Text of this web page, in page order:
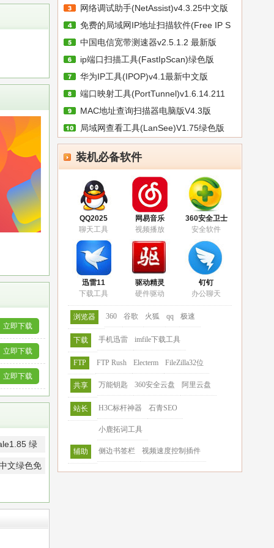
网络调试助手(NetAssist)v4.3.25中文版
免费的局域网IP地址扫描软件(Free IP S
中国电信宽带测速器v2.5.1.2 最新版
ip端口扫描工具(FastIpScan)绿色版
华为IP工具(IPOP)v4.1最新中文版
端口映射工具(PortTunnel)v1.6.14.211
MAC地址查询扫描器电脑版V4.3版
局域网查看工具(LanSee)V1.75绿色版
装机必备软件
QQ2025
聊天工具
网易音乐
视频播放
360安全卫士
安全软件
迅雷11
下载工具
驱动精灵
硬件驱动
钉钉
办公聊天
浏览器 360 谷歌 火狐 qq 极速
下载 手机迅雷 imfile下载工具
FTP FTP Rush Electerm FileZilla32位
共享 万能钥匙 360安全云盘 阿里云盘
站长 H3C标杆神器 石青SEO
小鹿拓词工具
辅助 侧边书签栏 视频速度控制插件
立即下载
立即下载
立即下载
绿
文绿色免